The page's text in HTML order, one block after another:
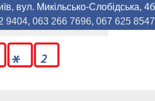
вул. Микільсько-Слобідська, 4б
9404, 063 266 7696, 067 625 8547